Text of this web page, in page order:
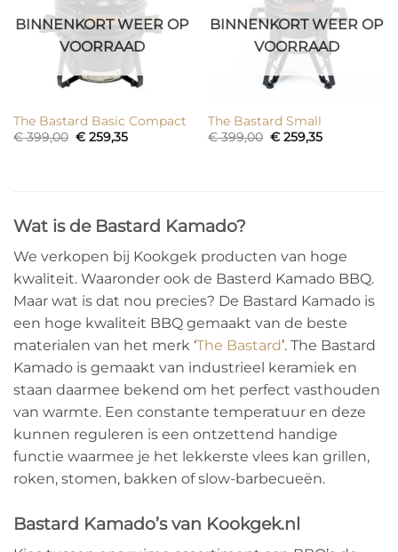
BINNENKORT WEER OP
VOORRAAD
The Bastard Basic Compact
€399,00 Oorspronkelijke
€259,35Huidige
BINNENKORT WEER OP
VOORRAAD
The Bastard Small
€399,00 Oorspronkelijke
€259,35Huidige
Wat is de Bastard Kamado?
We verkopen bij Kookgek producten van hoge
kwaliteit. Waaronder ook de Basterd Kamado BBQ.
Maar wat is dat nou precies? De Bastard Kamado is
een hoge kwaliteit BBQ gemaakt van de beste
materialen van het merk ‘The Bastard’. The Bastard
Kamado is gemaakt van industrieel keramiek en
staan daarmee bekend om het perfect vasthouden
van warmte. Een constante temperatuur en deze
kunnen reguleren is een ontzettend handige
functie waarmee je het lekkerste vlees kan grillen,
roken, stomen, bakken of slow-barbecueën.
Bastard Kamado’s van Kookgek.nl